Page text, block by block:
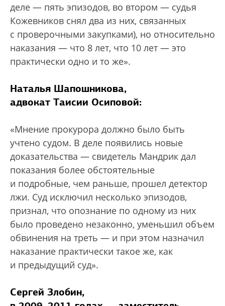
деле — пять эпизодов, во втором — судья
Кожевников снял два из них, связанных
с проверочными закупками), но относительно
наказания — что 8 лет, что 10 лет — это
практически одно и то же».
Наталья Шапошникова,
адвокат Таисии Осиповой:
«Мнение прокурора должно было быть
учтено судом. В деле появились новые
доказательства — свидетель Мандрик дал
показания более обстоятельные
и подробные, чем раньше, прошел детектор
лжи. Суд исключил несколько эпизодов,
признал, что опознание по одному из них
было проведено незаконно, уменьшил объем
обвинения на треть — и при этом назначил
наказание практически такое же, как
и предыдущий суд».
Сергей Злобин,